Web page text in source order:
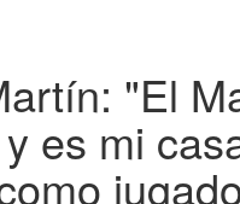
"El
es mi